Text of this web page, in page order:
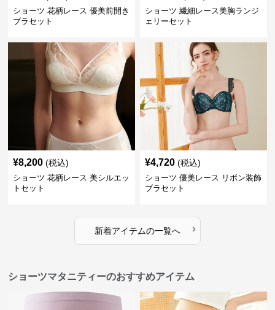
ショーツ 花柄レース 優美前開き
ブラセット
ショーツ 繊細レース美胸ランジ
ェリーセット
¥8,200 (税込)
ショーツ 花柄レース 美シルエッ
トセット
¥4,720 (税込)
ショーツ 優美レース リボン装飾
ブラセット
新着アイテムの一覧へ ›
ショーツマタニティーのおすすめアイテム